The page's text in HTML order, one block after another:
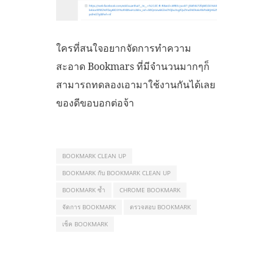
ใครที่สนใจอยากจัดการทำความ
สะอาด Bookmars ที่มีจำนวนมากๆก็
สามารถทดลองเอามาใช้งานกันได้เลย
ของดีขอบอกต่อจ้า
BOOKMARK CLEAN UP
BOOKMARK กับ BOOKMARK CLEAN UP
BOOKMARK ซ้ำ
CHROME BOOKMARK
จัดการ BOOKMARK
ตรวจสอบ BOOKMARK
เช็ค BOOKMARK